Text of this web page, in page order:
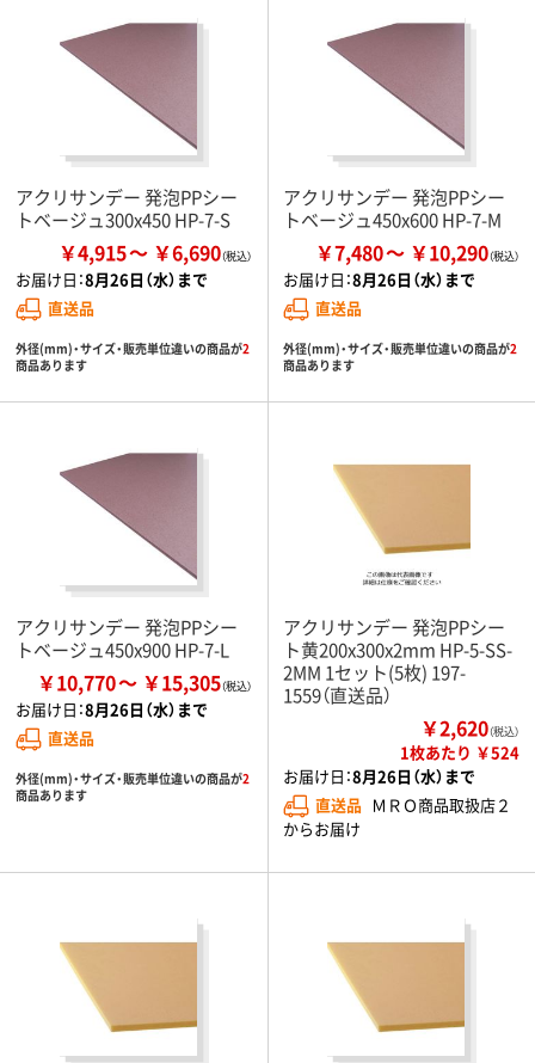
アクリサンデー 発泡PPシー
トベージュ300x450 HP-7-S
￥4,915 ￥6,690
お届け日：8月26日（水）まで
直送品
外径(mm)・サイズ・販売単位違いの商品が2
商品あります
アクリサンデー 発泡PPシー
トベージュ450x600 HP-7-M
￥7,480 ￥10,290
お届け日：8月26日（水）まで
直送品
外径(mm)・サイズ・販売単位違いの商品が2
商品あります
アクリサンデー 発泡PPシー
トベージュ450x900 HP-7-L
￥10,770 ￥15,305
お届け日：8月26日（水）まで
直送品
外径(mm)・サイズ・販売単位違いの商品が2
商品あります
アクリサンデー 発泡PPシー
ト黄200x300x2mm HP-5-SS-
2MM 1セット(5枚) 197-
1559（直送品）
￥2,620（税込）
1枚あたり ￥524
お届け日：8月26日（水）まで
直送品 ＭＲＯ商品取扱店２
からお届け